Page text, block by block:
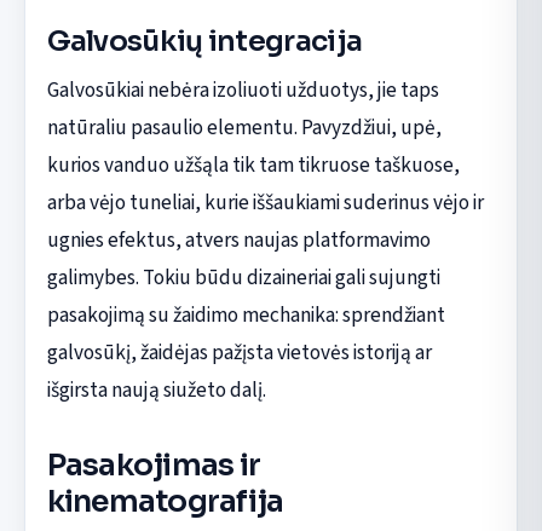
Galvosūkių integracija
Galvosūkiai nebėra izoliuoti užduotys, jie taps
natūraliu pasaulio elementu. Pavyzdžiui, upė,
kurios vanduo užšąla tik tam tikruose taškuose,
arba vėjo tuneliai, kurie iššaukiami suderinus vėjo ir
ugnies efektus, atvers naujas platformavimo
galimybes. Tokiu būdu dizaineriai gali sujungti
pasakojimą su žaidimo mechanika: sprendžiant
galvosūkį, žaidėjas pažįsta vietovės istoriją ar
išgirsta naują siužeto dalį.
Pasakojimas ir
kinematografija